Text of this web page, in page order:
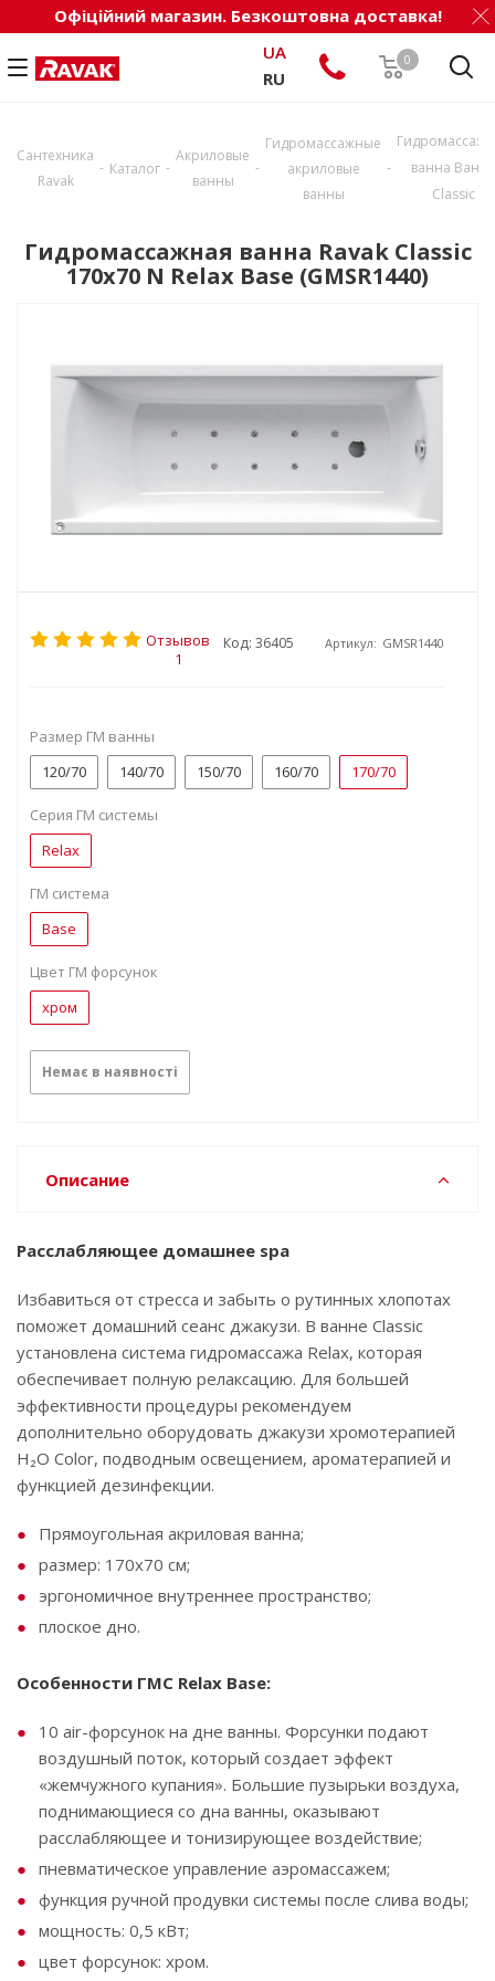
Офіційний магазин. Безкоштовна доставка!
0
UA
RU
Сантехника
Ravak
- Каталог -
Акриловые
ванны
-
Гидромассажные
акриловые
ванны
-
ванна Ванна
Classic
Гидромассажная ванна Ravak Classic
170x70 N Relax Base (GMSR1440)
Отзывов
1
Код: 36405 Артикул: GMSR1440
Размер ГМ ванны
120/70
140/70 150/70 160/70 170/70
Серия ГМ системы
Relax
ГМ система
Base
Цвет ГМ форсунок
хром
Немає в наявності
Описание
Расслабляющее домашнее spa
Избавиться от стресса и забыть о рутинных хлопотах
поможет домашний сеанс джакузи. В ванне Classic
установлена система гидромассажа Relax, которая
обеспечивает полную релаксацию. Для большей
эффективности процедуры рекомендуем
дополнительно оборудовать джакузи хромотерапией
‌‌‌H₂O‌‌‌‌‌ ‌‌‌‌‌Color,‌‌‌ ‌‌‌подводным ‌‌‌освещением,‌‌‌ ‌‌‌ароматерапией и
функцией ‌дезинфекции‌.
Прямоугольная акриловая ванна;
размер: 170х70 см;
эргономичное внутреннее пространство;
плоское дно.
Особенности ГМС Relax Base:
10 air-форсунок на дне ванны. Форсунки подают
воздушный поток, который создает эффект
«жемчужного купания». Большие пузырьки воздуха,
поднимающиеся со дна ванны, оказывают
расслабляющее и тонизирующее воздействие;
пневматическое управление аэромассажем;
функция ручной продувки системы после слива воды;
мощность: 0,5 кВт;
цвет форсунок: хром.